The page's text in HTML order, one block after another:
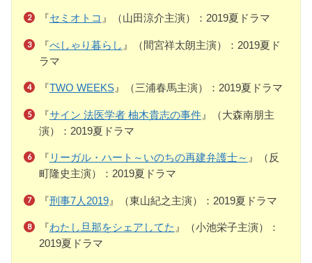
『セミオトコ 』（山田涼介主演）：2019夏ドラマ
『べしゃり暮らし 』（間宮祥太朗主演）：2019夏ド
ラマ
『TWO WEEKS』（三浦春馬主演）：2019夏ドラマ
『サイン 法医学者 柚木貴志の事件』（大森南朋主
演）：2019夏ドラマ
『 リーガル・ハート～いのちの再建弁護士～ 』（反
町隆史主演）：2019夏ドラマ
『刑事7人2019』（東山紀之主演）：2019夏ドラマ
『わたし旦那をシェアしてた 』（小池栄子主演）：
2019夏ドラマ